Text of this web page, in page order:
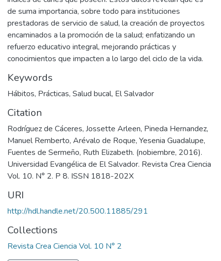
de suma importancia, sobre todo para instituciones
prestadoras de servicio de salud, la creación de proyectos
encaminados a la promoción de la salud; enfatizando un
refuerzo educativo integral, mejorando prácticas y
conocimientos que impacten a lo largo del ciclo de la vida.
Keywords
Hábitos, Prácticas, Salud bucal, El Salvador
Citation
Rodríguez de Cáceres, Jossette Arleen, Pineda Hernandez,
Manuel Remberto, Arévalo de Roque, Yesenia Guadalupe,
Fuentes de Sermeño, Ruth Elizabeth. (nobiembre, 2016).
Universidad Evangélica de El Salvador. Revista Crea Ciencia
Vol. 10. N° 2. P 8. ISSN 1818-202X
URI
http://hdl.handle.net/20.500.11885/291
Collections
Revista Crea Ciencia Vol. 10 N° 2